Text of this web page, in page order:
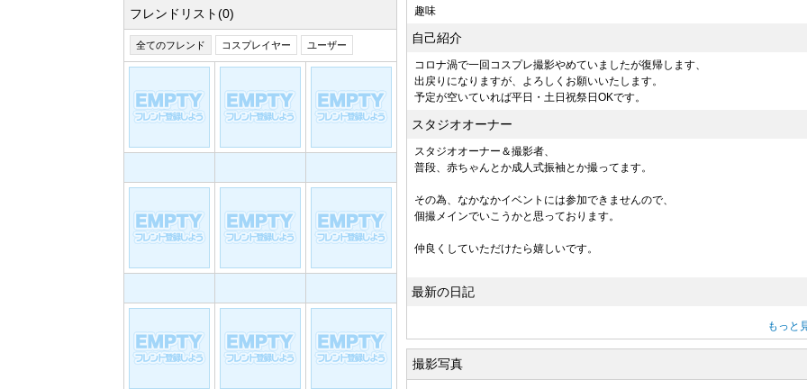
フレンドリスト(0)
全てのフレンド コスプレイヤー ユーザー
趣味
自己紹介
コロナ渦で一回コスプレ撮影やめていましたが復帰します、
出戻りになりますが、よろしくお願いいたします。
予定が空いていれば平日・土日祝祭日OKです。
スタジオオーナー
スタジオオーナー＆撮影者、
普段、赤ちゃんとか成人式振袖とか撮ってます。
その為、なかなかイベントには参加できませんので、
個撮メインでいこうかと思っております。
仲良くしていただけたら嬉しいです。
最新の日記
もっと
撮影写真